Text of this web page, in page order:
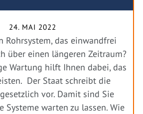
24. MAI 2022
Rohrsystem, das einwandfrei
über einen längeren Zeitraum?
Wartung hilft Ihnen dabei, das
Der Staat schreibt die
vor. Damit sind Sie
Systeme warten zu lassen. Wie